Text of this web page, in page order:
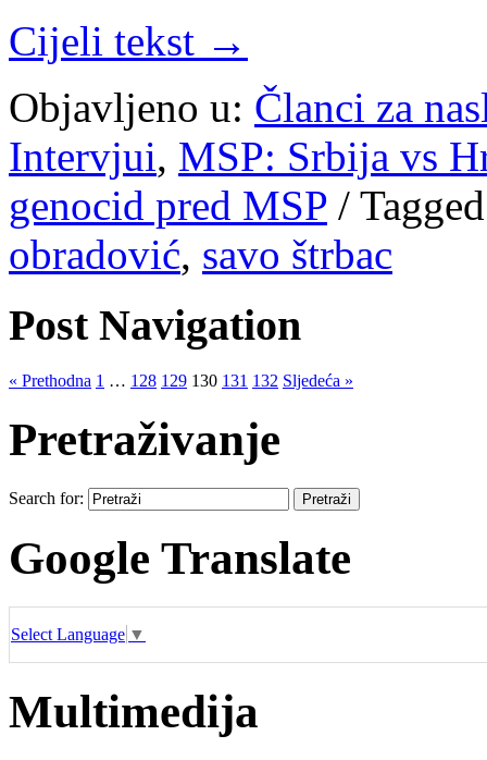
Cijeli tekst →
Objavljeno u: Članci za
Intervjui, MSP: Srbija vs
genocid pred MSP /
obradović, savo štrbac
Post Navigation
« Prethodna 1 … 128 129 130 131 132 Sljedeća »
Pretraživanje
Search for:
Google Translate
Select Language ▼
Multimedija